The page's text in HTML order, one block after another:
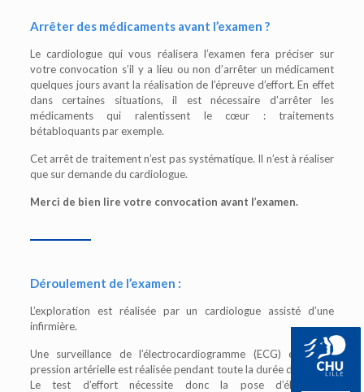
Arrêter des médicaments avant l’examen ?
Le cardiologue qui vous réalisera l’examen fera préciser sur
votre convocation s’il y a lieu ou non d’arrêter un médicament
quelques jours avant la réalisation de l’épreuve d’effort. En effet
dans certaines situations, il est nécessaire d’arrêter les
médicaments qui ralentissent le cœur : traitements
bétabloquants par exemple.
Cet arrêt de traitement n’est pas systématique. Il n’est à réaliser
que sur demande du cardiologue.
Merci de bien lire votre convocation avant l’examen.
Déroulement de l’examen :
L’exploration est réalisée par un cardiologue assisté d’une
infirmière.
Une surveillance de l’électrocardiogramme (ECG) et de la
pression artérielle est réalisée pendant toute la durée de l’effort.
Le test d’effort nécessite donc la pose d’électrodes